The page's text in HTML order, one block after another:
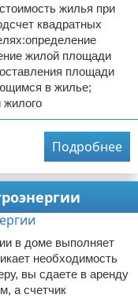
жилья при
квадратных
жилой площади
площади
в жилье;
Подробнее
в доме выполняет
необходимость
вы сдаете в аренду
а счетчик